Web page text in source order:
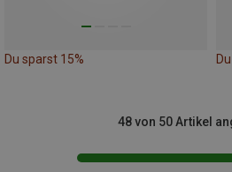
Du sparst 15%
48 von 50 Artikel